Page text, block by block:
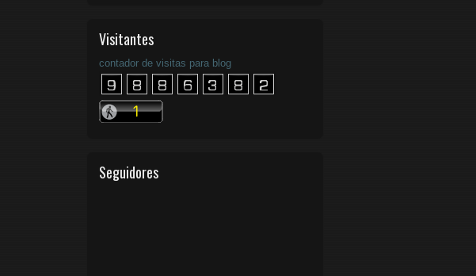
Visitantes
contador de visitas para blog
Seguidores